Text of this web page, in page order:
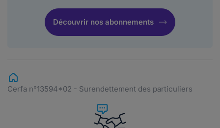
Découvrir nos abonnements
Cerfa n°13594*02 - Surendettement des particuliers